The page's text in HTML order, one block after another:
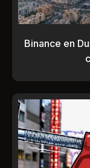
Binance en